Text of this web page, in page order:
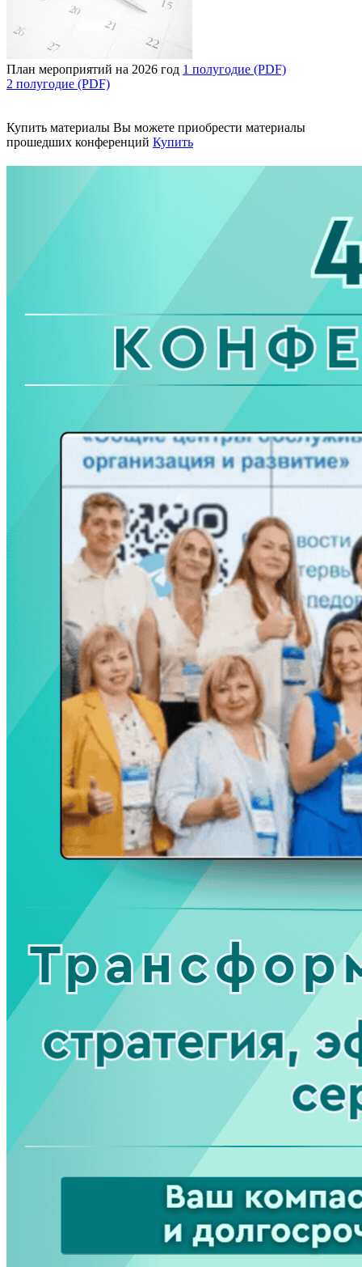
План мероприятий на 2026 год 1 полугодие (PDF)
2 полугодие (PDF)
Купить материалы Вы можете приобрести материалы
прошедших конференций Купить